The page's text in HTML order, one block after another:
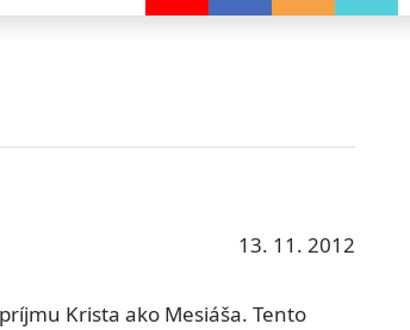
13. 11. 2012
Krista ako Mesiáša. Tento